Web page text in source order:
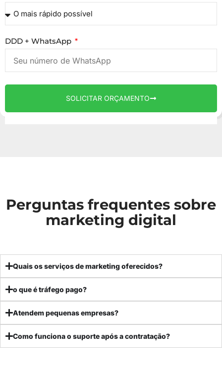
DDD + WhatsApp
SOLICITAR ORÇAMENTO
Perguntas frequentes sobre
marketing digital
Quais os serviços de marketing oferecidos?
o que é tráfego pago?
Atendem pequenas empresas?
Como funciona o suporte após a contratação?